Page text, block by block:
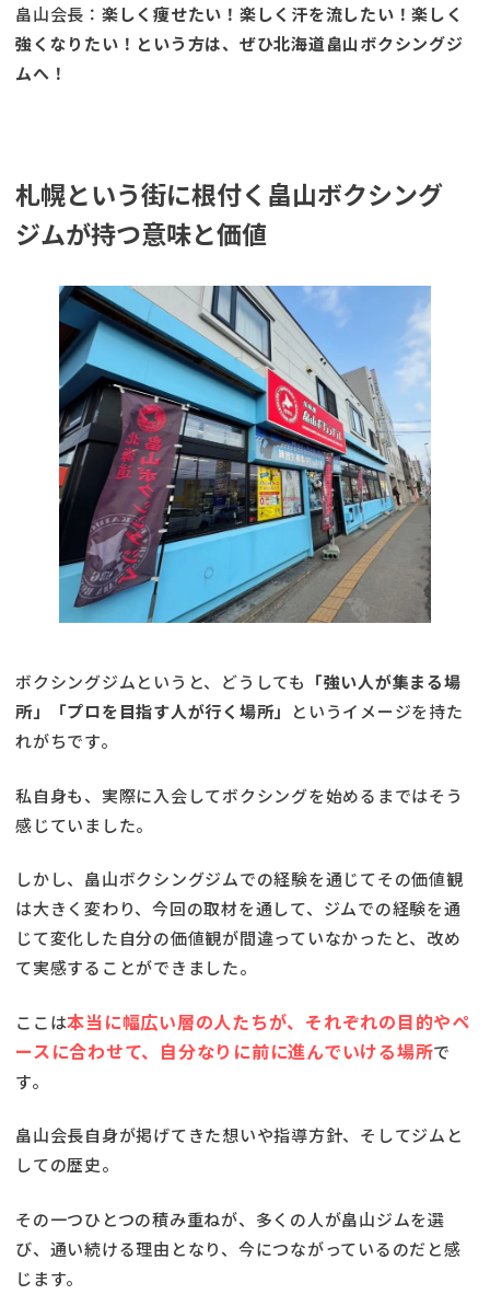
畠山会長： 楽しく痩せたい！楽しく汗を流したい！楽しく
強くなりたい！という方は、ぜひ北海道畠山ボクシングジ
ムへ！
札幌という街に根付く畠山ボクシング
ジムが持つ意味と価値
ボクシングジムというと、どうしても 「強い人が集まる場
所」「プロを目指す人が行く場所」
というイメージを持た
れがちです。
私自身も、実際に入会してボクシングを始めるまではそう
感じていました。
しかし、畠山ボクシングジムでの経験を通じてその価値観
は大きく変わり、今回の取材を通して、ジムでの経験を通
じて変化した自分の価値観が間違っていなかったと、改め
て実感することができました。
ここは本当に幅広い層の人たちが、それぞれの目的やペ
ースに合わせて、自分なりに前に進んでいける場所で
す。
畠山会長自身が掲げてきた想いや指導方針、そしてジムと
しての歴史。
その一つひとつの積み重ねが、多くの人が畠山ジムを選
び、通い続ける理由となり、今につながっているのだと感
じます。